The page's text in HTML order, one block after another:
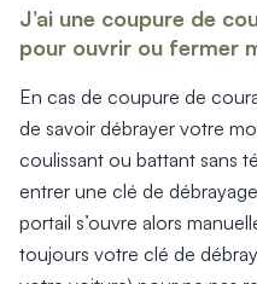
J’ai une coupure de
pour ouvrir ou fermer
En cas de coupure de
de savoir débrayer votre
coulissant ou battant sans
entrer une clé de
portail s’ouvre alors
toujours votre clé de